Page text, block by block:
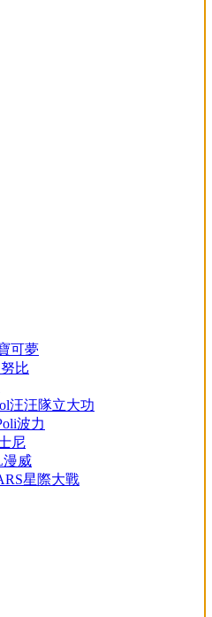
可夢
比
汪汪隊立大功
波力
尼
漫威
星際大戰